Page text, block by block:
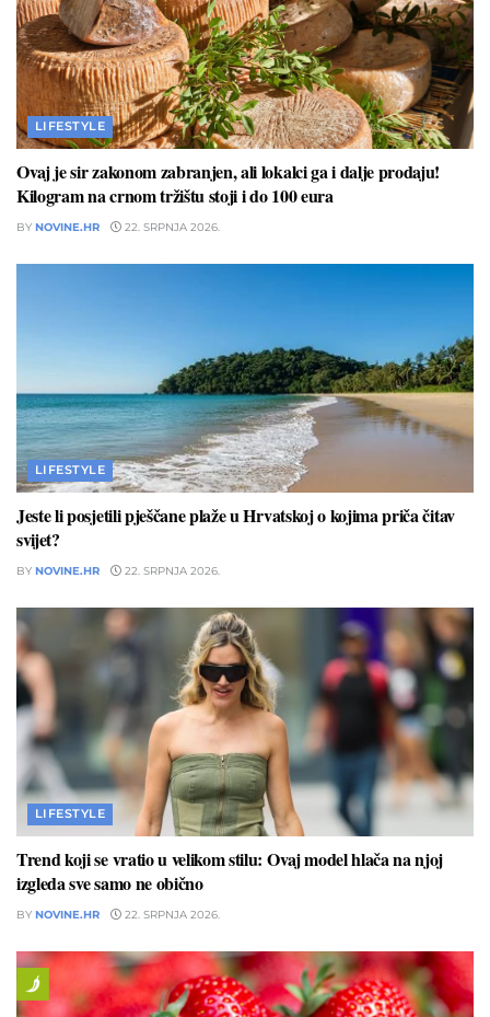
LIFESTYLE
Ovaj je sir zakonom zabranjen, ali lokalci ga i dalje prodaju!
Kilogram na crnom tržištu stoji i do 100 eura
BY NOVINE.HR 22. SRPNJA 2026.
LIFESTYLE
Jeste li posjetili pješčane plaže u Hrvatskoj o kojima priča čitav
svijet?
BY NOVINE.HR 22. SRPNJA 2026.
LIFESTYLE
Trend koji se vratio u velikom stilu: Ovaj model hlača na njoj
izgleda sve samo ne obično
BY NOVINE.HR 22. SRPNJA 2026.